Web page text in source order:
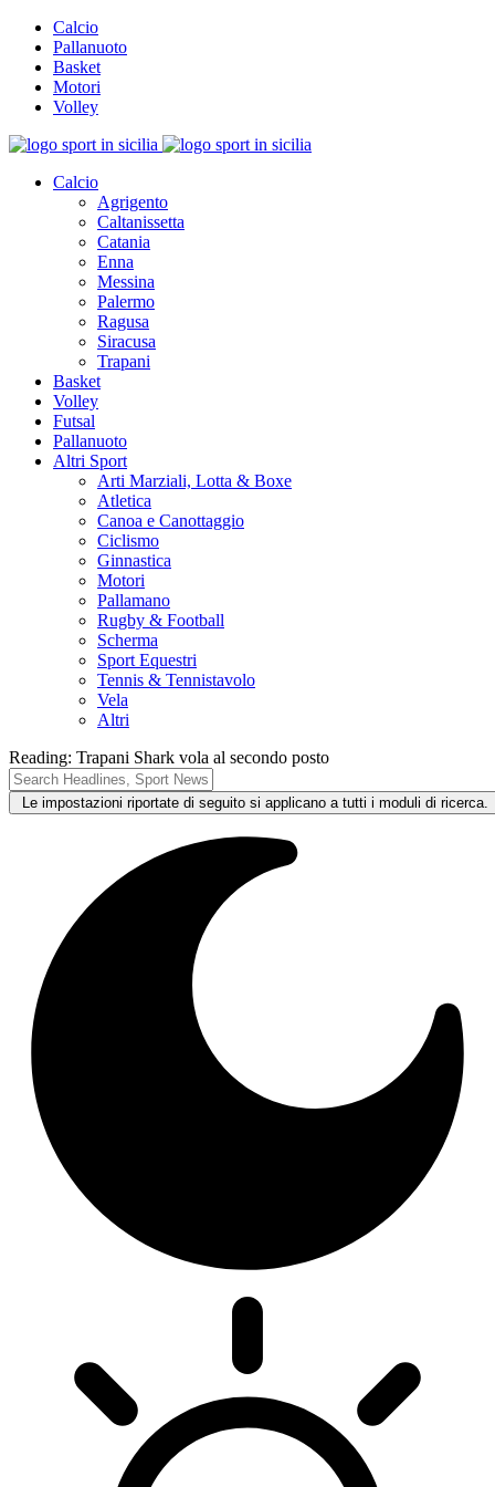
Calcio
Pallanuoto
Basket
Motori
Volley
Calcio
Agrigento
Caltanissetta
Catania
Enna
Messina
Palermo
Ragusa
Siracusa
Trapani
Basket
Volley
Futsal
Pallanuoto
Altri Sport
Arti Marziali, Lotta & Boxe
Atletica
Canoa e Canottaggio
Ciclismo
Ginnastica
Motori
Pallamano
Rugby & Football
Scherma
Sport Equestri
Tennis & Tennistavolo
Vela
Altri
Reading: Trapani Shark vola al secondo posto